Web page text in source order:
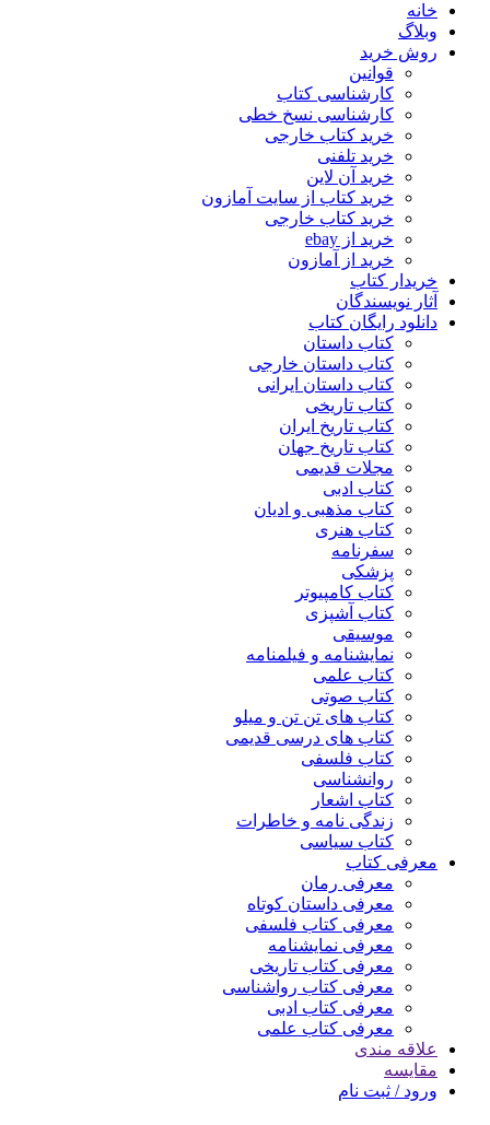
خانه
وبلاگ
روش خرید
قوانین
کارشناسی کتاب
کارشناسی نسخ خطی
خرید کتاب خارجی
خرید تلفنی
خرید آن لاین
خرید کتاب از سایت آمازون
خرید کتاب خارجی
خرید از ebay
خرید از آمازون
خریدار کتاب
آثار نویسندگان
دانلود رایگان کتاب
کتاب داستان
کتاب داستان خارجی
کتاب داستان ایرانی
کتاب تاریخی
کتاب تاریخ ایران
کتاب تاریخ جهان
مجلات قدیمی
کتاب ادبی
کتاب مذهبی و ادیان
کتاب هنری
سفرنامه
پزشکی
کتاب کامپیوتر
کتاب آشپزی
موسیقی
نمایشنامه و فیلمنامه
کتاب علمی
کتاب صوتی
کتاب های تن تن و میلو
کتاب های درسی قدیمی
کتاب فلسفی
روانشناسی
کتاب اشعار
زندگی نامه و خاطرات
کتاب سیاسی
معرفی کتاب
معرفی رمان
معرفی داستان کوتاه
معرفی کتاب فلسفی
معرفی نمایشنامه
معرفی کتاب تاریخی
معرفی کتاب رواشناسی
معرفی کتاب ادبی
معرفی کتاب علمی
علاقه مندی
مقایسه
ورود / ثبت نام